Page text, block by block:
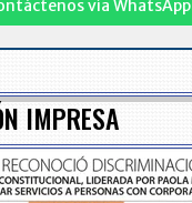
vía WhatsApp
IMPRESA